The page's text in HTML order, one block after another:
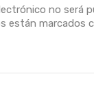
no será
están marcados